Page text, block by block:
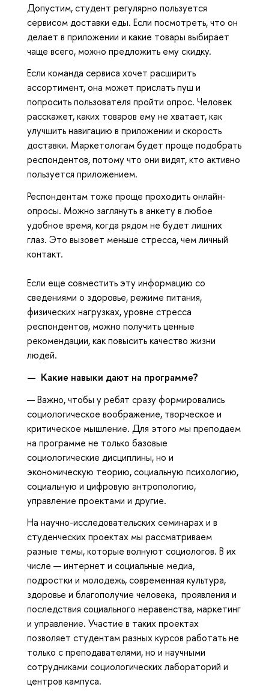
Допустим, студент регулярно пользуется
сервисом доставки еды. Если посмотреть, что он
делает в приложении и какие товары выбирает
чаще всего, можно предложить ему скидку.
Если команда сервиса хочет расширить
ассортимент, она может прислать пуш и
попросить пользователя пройти опрос. Человек
расскажет, каких товаров ему не хватает, как
улучшить навигацию в приложении и скорость
доставки. Маркетологам будет проще подобрать
респондентов, потому что они видят, кто активно
пользуется приложением.
Респондентам тоже проще проходить онлайн-
опросы. Можно заглянуть в анкету в любое
удобное время, когда рядом не будет лишних
глаз. Это вызовет меньше стресса, чем личный
контакт.
Если еще совместить эту информацию со
сведениями о здоровье, режиме питания,
физических нагрузках, уровне стресса
респондентов, можно получить ценные
рекомендации, как повысить качество жизни
людей.
— Какие навыки дают на программе?
— Важно, чтобы у ребят сразу формировались
социологическое воображение, творческое и
критическое мышление. Для этого мы преподаем
на программе не только базовые
социологические дисциплины, но и
экономическую теорию, социальную психологию,
социальную и цифровую антропологию,
управление проектами и другие.
На научно-исследовательских семинарах и в
студенческих проектах мы рассматриваем
разные темы, которые волнуют социологов. В их
числе — интернет и социальные медиа,
подростки и молодежь, современная культура,
здоровье и благополучие человека, проявления и
последствия социального неравенства, маркетинг
и управление. Участие в таких проектах
позволяет студентам разных курсов работать не
только с преподавателями, но и научными
сотрудниками социологических лабораторий и
центров кампуса.